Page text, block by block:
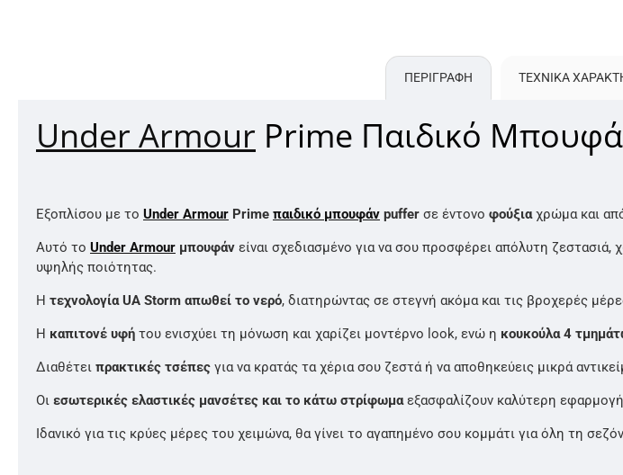
ΠΕΡΙΓΡΑΦΗ ΤΕΧΝΙΚΑ
Under Armour Prime Παιδικό
Εξοπλίσου με το Under Armour Prime παιδικό μπουφάν puffer σε έντονο φούξιαχρώμα και
Αυτό το Under Armour μπουφάν είναι σχεδιασμένο για να σου προσφέρει απόλυτη
υψηλής ποιότητας.
Η τεχνολογία UA Storm απωθεί το νερό, διατηρώντας σε στεγνή ακόμα και τις βροχερές
Η καπιτονέ υφή του ενισχύει τη μόνωση και χαρίζει μοντέρνο look, ενώ η κουκούλα 4
Διαθέτει πρακτικές τσέπες για να κρατάς τα χέρια σου ζεστά ή να αποθηκεύεις μικρά
Οι εσωτερικές ελαστικές μανσέτες και το κάτω στρίφωμαεξασφαλίζουν καλύτερη
Ιδανικό για τις κρύες μέρες του χειμώνα, θα γίνει το αγαπημένο σου κομμάτι για όλη τη